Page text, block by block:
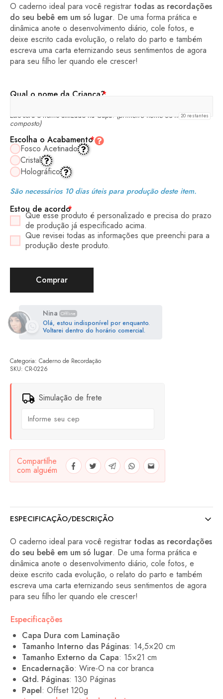
O caderno ideal para você registrar todas as recordações
do seu bebê em um só lugar. De uma forma prática e
dinâmica anote o desenvolvimento diário, cole fotos, e
deixe escrito cada evolução, o relato do parto e também
escreva uma carta eternizando seus sentimentos de agora
para seu filho ler quando ele crescer!
*
Qual o nome da Criança?
Este será o nome utilizado na Capa! (primeiro nome ou nome
composto)
20 restantes
*
Escolha o Acabamento
Fosco Acetinado
Cristal
Holográfico
São necessários 10 dias úteis para produção deste item.
*
Estou de acordo
Que esse produto é personalizado e precisa do prazo
de produção já especificado acima.
Que revisei todas as informações que preenchi para a
produção deste produto.
Comprar
Nina Offline
Olá, estou indisponível por enquanto.
Voltarei dentro do horário comercial.
SKU: CR-0226
Categoria: Caderno de Recordação
Simulação de frete
Compartilhe
com alguém
ESPECIFICAÇÃO/DESCRIÇÃO
O caderno ideal para você registrar todas as recordações
do seu bebê em um só lugar. De uma forma prática e
dinâmica anote o desenvolvimento diário, cole fotos, e
deixe escrito cada evolução, o relato do parto e também
escreva uma carta eternizando seus sentimentos de agora
para seu filho ler quando ele crescer!
Especificações
Capa Dura com Laminação
Tamanho Interno das Páginas: 14,5×20 cm
Tamanho Externo da Capa: 15×21 cm
Encadernação: Wire-O na cor branca
Qtd. Páginas: 130 Páginas
Papel: Offset 120g